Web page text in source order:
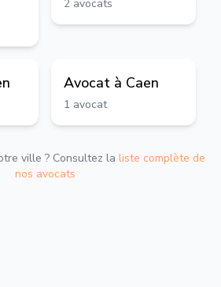
2 avocats
Avocat à Caen
1 avocat
ville ? Consultez la liste complète de
nos avocats